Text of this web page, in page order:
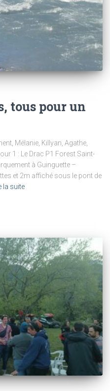
tous pour un
Mélanie, Killyan, Agathe,
1 : Le Drac P1 Forest Saint-
à Guinguette –
et 2m affiché sous le pont de
la suite